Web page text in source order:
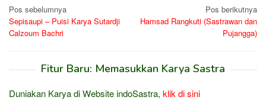
Navigasi
pos
Pos sebelumnya
Sepisaupi – Puisi Karya Sutardji
Calzoum Bachri
Pos berikutnya
Hamsad Rangkuti (Sastrawan dan
Pujangga)
Fitur Baru: Memasukkan Karya Sastra
Duniakan Karya di Website indoSastra, klik di sini